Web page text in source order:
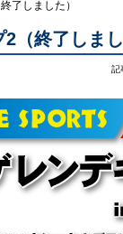
了しました）
（終了しまし
記